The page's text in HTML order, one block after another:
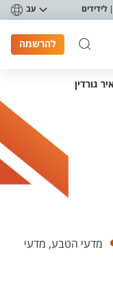
לידידים עב
להרשמה
גורדין
מדעי הטבע, מדעי